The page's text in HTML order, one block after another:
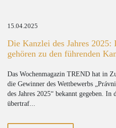
15.04.2025
Die Kanzlei des Jahres 2025:
gehören zu den führenden
Das Wochenmagazin TREND hat in
die Gewinner des Wettbewerbs
des Jahres 2025“ bekannt gegeben.
übertraf...